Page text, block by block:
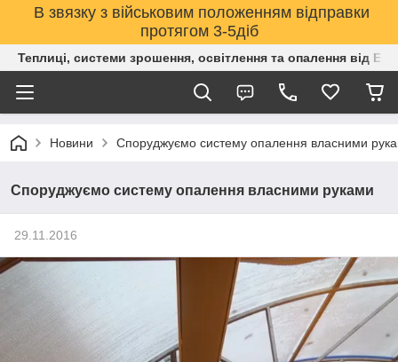
В звязку з військовим положенням відправки
протягом 3-5діб
Теплиці, системи зрошення, освітлення та опалення від
Новини Споруджуємо систему опалення власними
Споруджуємо систему опалення власними руками
29.11.2016